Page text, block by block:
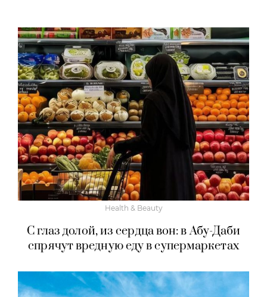
Health & Beauty
С глаз долой, из сердца вон: в Абу-Даби
спрячут вредную еду в супермаркетах